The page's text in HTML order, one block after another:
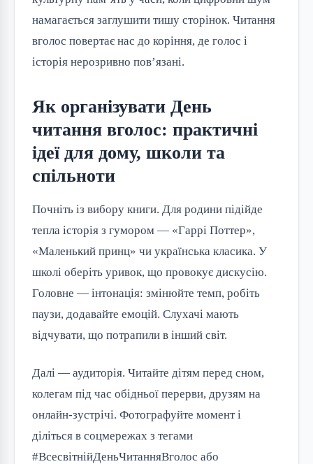
намагається заглушити тишу сторінок. Читання
вголос повертає нас до коріння, де голос і
історія нерозривно пов’язані.
Як організувати День
читання вголос: практичні
ідеї для дому, школи та
спільноти
Почніть із вибору книги. Для родини підійде
тепла історія з гумором — «Гаррі Поттер»,
«Маленький принц» чи українська класика. У
школі оберіть уривок, що провокує дискусію.
Головне — інтонація: змінюйте темп, робіть
паузи, додавайте емоцій. Слухачі мають
відчувати, що потрапили в інший світ.
Далі — аудиторія. Читайте дітям перед сном,
колегам під час обідньої перерви, друзям на
онлайн-зустрічі. Фотографуйте момент і
діліться в соцмережах з тегами
#ВсесвітнійДеньЧитанняВголос або